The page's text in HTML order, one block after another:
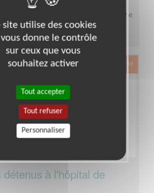
:
Quelques heures par semaine
réunions d'équipe.
Exclusion & Pauvreté
détenus à l'hôpital de
site utilise des cookies
donne le contrôle
sur ceux que vous
souhaitez activer
Tout accepter
Tout refuser
Personnaliser